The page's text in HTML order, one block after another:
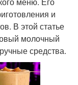
и
В этой статье
молочный
средства.